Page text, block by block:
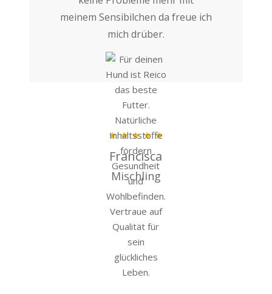
meinem Sensibilchen da freue ich
mich drüber.
Francisca
Mischling